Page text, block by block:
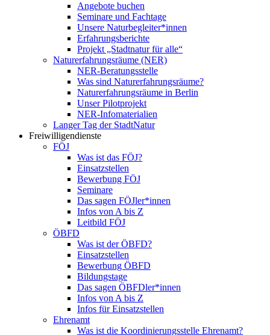
Angebote buchen
Seminare und Fachtage
Unsere Naturbegleiter*innen
Erfahrungsberichte
Projekt „Stadtnatur für alle“
Naturerfahrungsräume (NER)
NER-Beratungsstelle
Was sind Naturerfahrungsräume?
Naturerfahrungsräume in Berlin
Unser Pilotprojekt
NER-Infomaterialien
Langer Tag der StadtNatur
Freiwilligendienste
FÖJ
Was ist das FÖJ?
Einsatzstellen
Bewerbung FÖJ
Seminare
Das sagen FÖJler*innen
Infos von A bis Z
Leitbild FÖJ
ÖBFD
Was ist der ÖBFD?
Einsatzstellen
Bewerbung ÖBFD
Bildungstage
Das sagen ÖBFDler*innen
Infos von A bis Z
Infos für Einsatzstellen
Ehrenamt
Was ist die Koordinierungsstelle Ehrenamt?